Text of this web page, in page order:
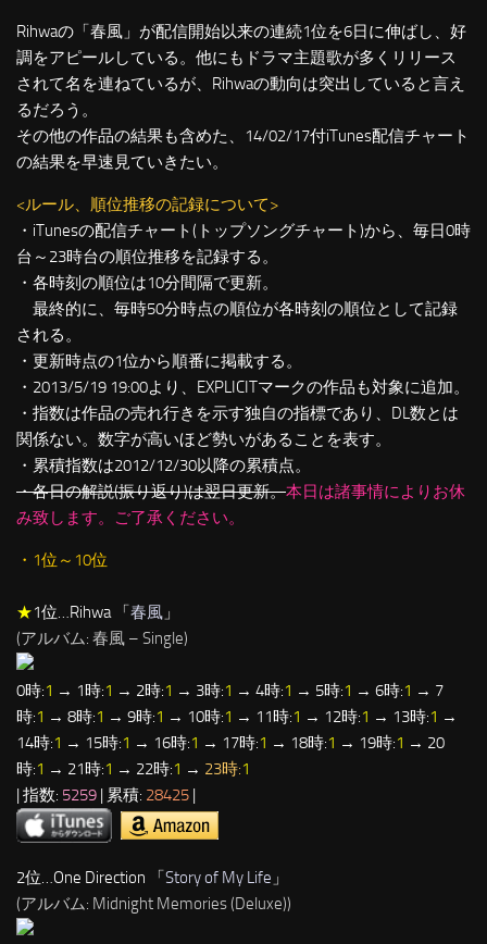
Rihwaの「春風」が配信開始以来の連続1位を6日に伸ばし、好
調をアピールしている。他にもドラマ主題歌が多くリリース
されて名を連ねているが、Rihwaの動向は突出していると言え
るだろう。
その他の作品の結果も含めた、14/02/17付iTunes配信チャート
の結果を早速見ていきたい。
<ルール、順位推移の記録について>
・iTunesの配信チャート(トップソングチャート)から、毎日0時
台～23時台の順位推移を記録する。
・各時刻の順位は10分間隔で更新。
最終的に、毎時50分時点の順位が各時刻の順位として記録
される。
・更新時点の1位から順番に掲載する。
・2013/5/19 19:00より、EXPLICITマークの作品も対象に追加。
・指数は作品の売れ行きを示す独自の指標であり、DL数とは
関係ない。数字が高いほど勢いがあることを表す。
・累積指数は2012/12/30以降の累積点。
・各日の解説(振り返り)は翌日更新。本日は諸事情によりお休
み致します。ご了承ください。
・1位～10位
★1位…Rihwa 「春風 」
(アルバム: 春風 – Single)
0時:1 → 1時:1 → 2時:1 → 3時:1 → 4時:1 → 5時:1 → 6時:1 → 7
時:1 → 8時:1 → 9時:1 → 10時:1 → 11時:1 → 12時:1 → 13時:1 →
14時:1 → 15時:1 → 16時:1 → 17時:1 → 18時:1 → 19時:1 → 20
時:1 → 21時:1 → 22時:1 → 23時:1
| 指数: 5259 | 累積: 28425 |
2位…One Direction 「Story of My Life 」
(アルバム: Midnight Memories (Deluxe))